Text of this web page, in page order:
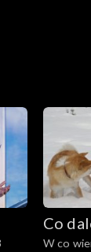
Co
W co